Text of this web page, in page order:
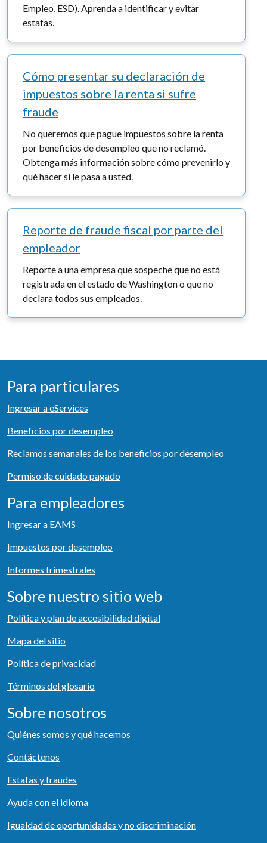
Empleo, ESD). Aprenda a identificar y evitar
estafas.
Cómo presentar su declaración de
impuestos sobre la renta si sufre
fraude
No queremos que pague impuestos sobre la renta
por beneficios de desempleo que no reclamó.
Obtenga más información sobre cómo prevenirlo y
qué hacer si le pasa a usted.
Reporte de fraude fiscal por parte del
empleador
Reporte a una empresa que sospeche que no está
registrada en el estado de Washington o que no
declara todos sus empleados.
Para particulares
Ingresar a eServices
Beneficios por desempleo
Reclamos semanales de los beneficios por desempleo
Permiso de cuidado pagado
Para empleadores
Ingresar a EAMS
Impuestos por desempleo
Informes trimestrales
Sobre nuestro sitio web
Política y plan de accesibilidad digital
Mapa del sitio
Política de privacidad
Términos del glosario
Sobre nosotros
Quiénes somos y qué hacemos
Contáctenos
Estafas y fraudes
Ayuda con el idioma
Igualdad de oportunidades y no discriminación